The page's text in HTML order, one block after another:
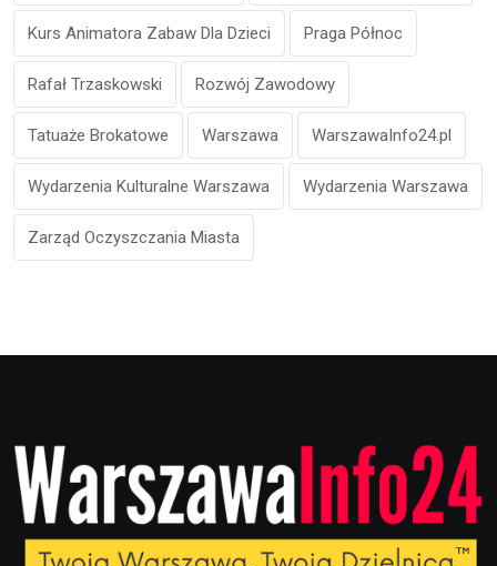
Kurs Animatora Zabaw Dla Dzieci Praga Północ
Rafał Trzaskowski Rozwój Zawodowy
Tatuaże Brokatowe Warszawa WarszawaInfo24.pl
Wydarzenia Kulturalne Warszawa Wydarzenia Warszawa
Zarząd Oczyszczania Miasta